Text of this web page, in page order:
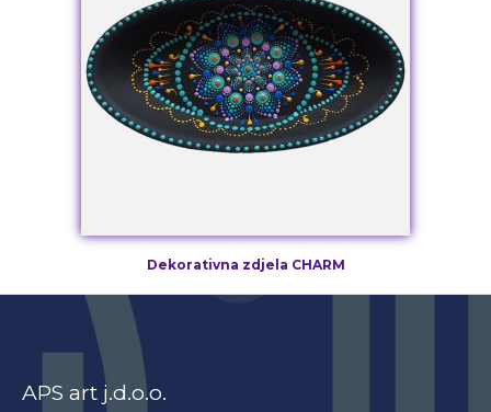
Dekorativna zdjela CHARM
APS art j.d.o.o.